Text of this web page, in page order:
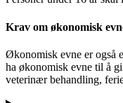
Krav om økonomisk
Økonomisk evne er også
ha økonomisk evne til å
veterinær behandling,